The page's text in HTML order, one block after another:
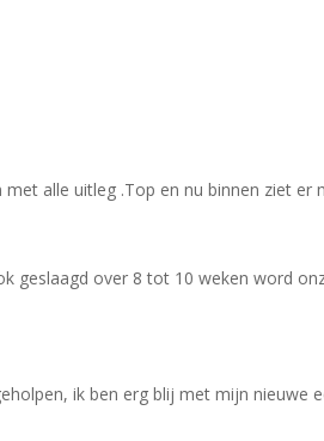
alle uitleg .Top en nu binnen ziet
over 8 tot 10 weken word
ik ben erg blij met mijn nieuwe